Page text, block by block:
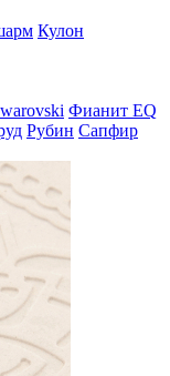
Кулон
Фианит EQ
Рубин Сапфир